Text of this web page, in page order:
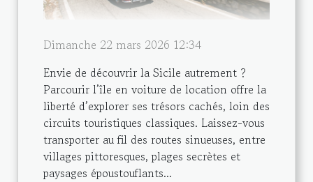
Dimanche 22 mars 2026 12:34
Envie de découvrir la Sicile autrement ?
Parcourir l’île en voiture de location offre la
liberté d’explorer ses trésors cachés, loin des
circuits touristiques classiques. Laissez-vous
transporter au fil des routes sinueuses, entre
villages pittoresques, plages secrètes et
paysages époustouflants...